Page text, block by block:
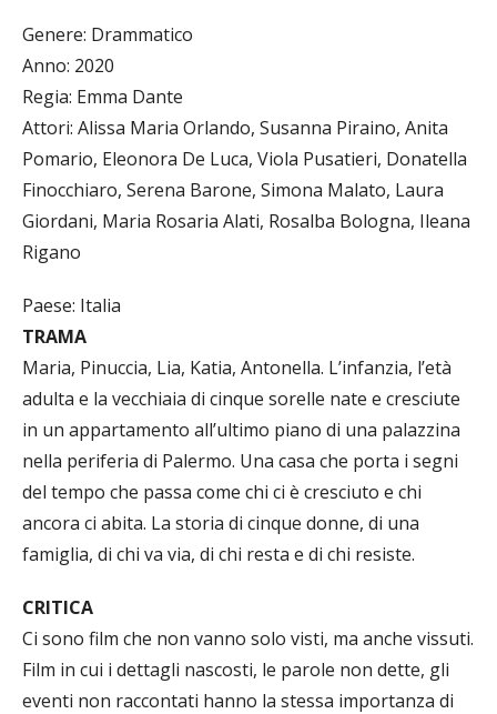
Genere: Drammatico
Anno: 2020
Regia: Emma Dante
Attori: Alissa Maria Orlando, Susanna Piraino, Anita
Pomario, Eleonora De Luca, Viola Pusatieri, Donatella
Finocchiaro, Serena Barone, Simona Malato, Laura
Giordani, Maria Rosaria Alati, Rosalba Bologna, Ileana
Rigano
Paese: Italia
TRAMA
Maria, Pinuccia, Lia, Katia, Antonella. L’infanzia, l’età
adulta e la vecchiaia di cinque sorelle nate e cresciute
in un appartamento all’ultimo piano di una palazzina
nella periferia di Palermo. Una casa che porta i segni
del tempo che passa come chi ci è cresciuto e chi
ancora ci abita. La storia di cinque donne, di una
famiglia, di chi va via, di chi resta e di chi resiste.
CRITICA
Ci sono film che non vanno solo visti, ma anche vissuti.
Film in cui i dettagli nascosti, le parole non dette, gli
eventi non raccontati hanno la stessa importanza di